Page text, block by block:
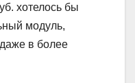
хотелось бы
модуль,
в более